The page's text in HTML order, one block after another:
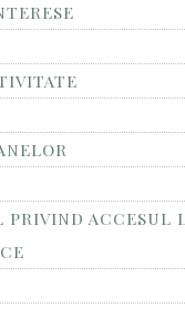
PRIVIND ACCESUL